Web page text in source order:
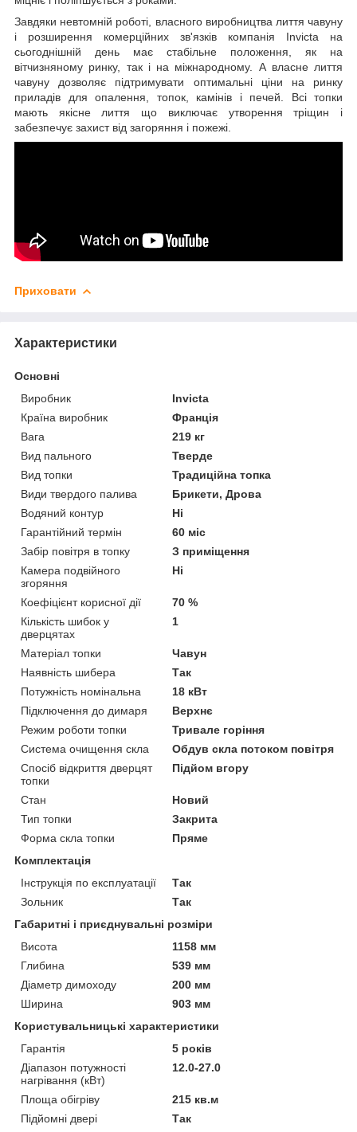
Завдяки невтомній роботі, власного виробництва лиття чавуну
і розширення комерційних зв'язків компанія Invicta на
сьогоднішній день має стабільне положення, як на
вітчизняному ринку, так і на міжнародному. А власне лиття
чавуну дозволяє підтримувати оптимальні ціни на ринку
приладів для опалення, топок, камінів і печей. Всі топки
мають якісне лиття що виключає утворення тріщин і
забезпечує захист від загоряння і пожежі.
Приховати
Характеристики
Основні
Виробник
Invicta
Країна виробник
Франція
Вага
219 кг
Вид пального
Тверде
Вид топки
Традиційна топка
Види твердого палива
Брикети, Дрова
Водяний контур
Ні
Гарантійний термін
60 міс
Забір повітря в топку
З приміщення
Камера подвійного
згоряння
Ні
Коефіцієнт корисної дії
70 %
Кількість шибок у
дверцятах
1
Матеріал топки
Чавун
Наявність шибера
Так
Потужність номінальна
18 кВт
Підключення до димаря
Верхнє
Режим роботи топки
Тривале горіння
Система очищення скла
Обдув скла потоком повітря
Спосіб відкриття дверцят
топки
Підйом вгору
Стан
Новий
Тип топки
Закрита
Форма скла топки
Пряме
Комплектація
Інструкція по експлуатації
Так
Зольник
Так
Габаритні і приєднувальні розміри
Висота
1158 мм
Глибина
539 мм
Діаметр димоходу
200 мм
Ширина
903 мм
Користувальницькі характеристики
Гарантія
5 років
Діапазон потужності
нагрівання (кВт)
12.0-27.0
Площа обігріву
215 кв.м
Підйомні двері
Так